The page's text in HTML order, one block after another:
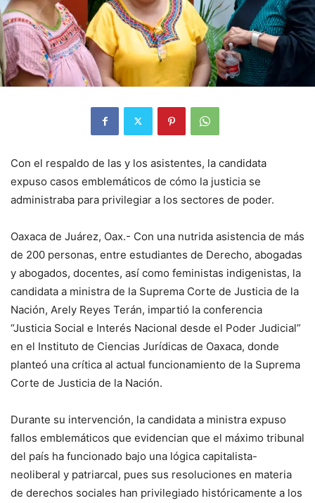
Con el respaldo de las y los asistentes, la candidata
expuso casos emblemáticos de cómo la justicia se
administraba para privilegiar a los sectores de poder.
Oaxaca de Juárez, Oax.- Con una nutrida asistencia de más
de 200 personas, entre estudiantes de Derecho, abogadas
y abogados, docentes, así como feministas indigenistas, la
candidata a ministra de la Suprema Corte de Justicia de la
Nación, Arely Reyes Terán, impartió la conferencia
“Justicia Social e Interés Nacional desde el Poder Judicial”
en el Instituto de Ciencias Jurídicas de Oaxaca, donde
planteó una crítica al actual funcionamiento de la Suprema
Corte de Justicia de la Nación.
Durante su intervención, la candidata a ministra expuso
fallos emblemáticos que evidencian que el máximo tribunal
del país ha funcionado bajo una lógica capitalista-
neoliberal y patriarcal, pues sus resoluciones en materia
de derechos sociales han privilegiado históricamente a los